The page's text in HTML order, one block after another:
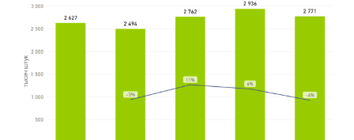
Финансовые показатели проекта:
Показатели для компании